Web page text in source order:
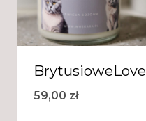
BrytusioweLove
59,00 zł